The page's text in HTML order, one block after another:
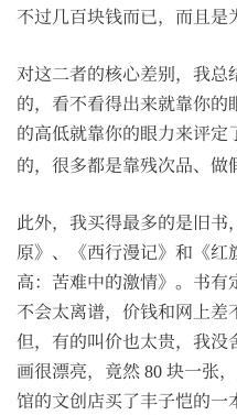
不过几百块钱而已，而且是
对这二者的核心差别，我
的，看不看得出来就靠你
的高低就靠你的眼力来评
的，很多都是靠残次品、做
此外，我买得最多的是旧
原》、《西行漫记》和《
高：苦难中的激情》。书
不会太离谱，价钱和网上差
但，有的叫价也太贵，我没
画很漂亮，竟然 80 块一张
馆的文创店买了丰子恺的一